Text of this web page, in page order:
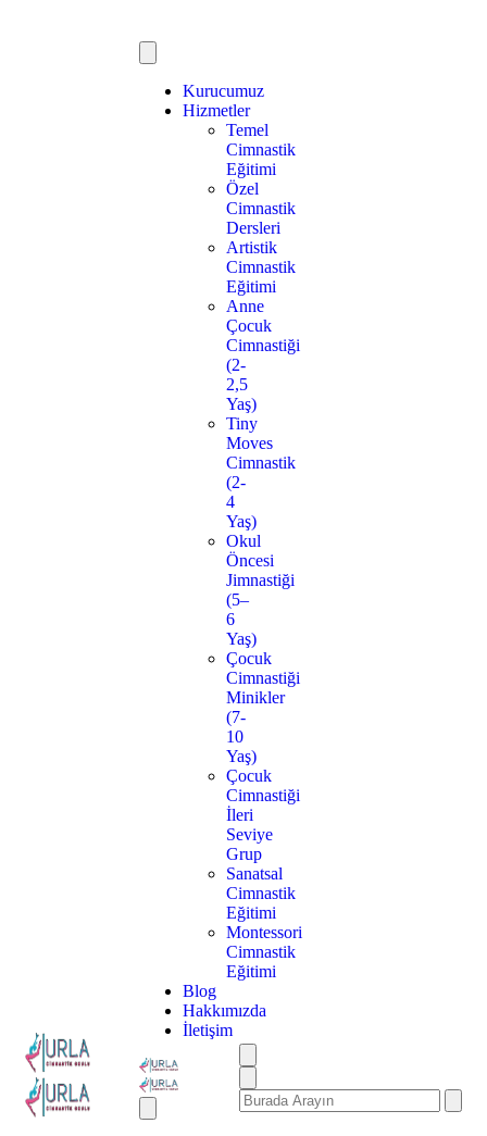
Kurucumuz
Hizmetler
Temel
Cimnastik
Eğitimi
Özel
Cimnastik
Dersleri
Artistik
Cimnastik
Eğitimi
Anne
Çocuk
Cimnastiği
(2-
2,5
Yaş)
Tiny
Moves
Cimnastik
(2-
4
Yaş)
Okul
Öncesi
Jimnastiği
(5–
6
Yaş)
Çocuk
Cimnastiği
Minikler
(7-
10
Yaş)
Çocuk
Cimnastiği
İleri
Seviye
Grup
Sanatsal
Cimnastik
Eğitimi
Montessori
Cimnastik
Eğitimi
Blog
Hakkımızda
İletişim